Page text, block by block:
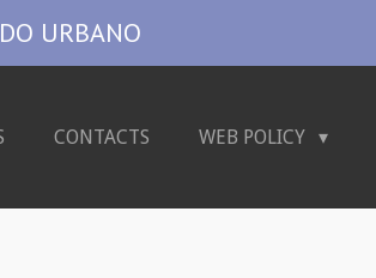
URBANO
CONTACTS WEB POLICY